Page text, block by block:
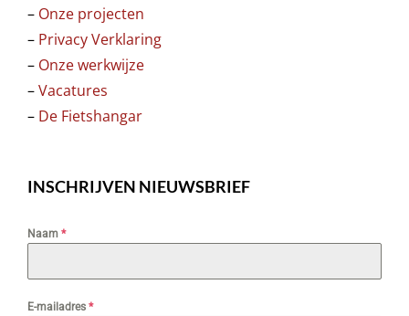
– Onze projecten
– Privacy Verklaring
– Onze werkwijze
–Vacatures
– De Fietshangar
INSCHRIJVEN NIEUWSBRIEF
Naam *
E-mailadres *